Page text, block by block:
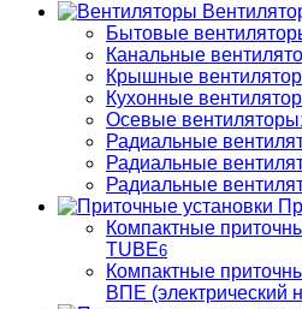
Бытовые
Канальные
Крышные
Кухонные
Осевые вентиляторы
Радиальные
Радиальные
Радиальные
Компактные
TUBE6
Компактные
ВПЕ (электрический